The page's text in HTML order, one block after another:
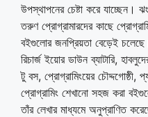
উপস্থাপনের চেষ্টা করে যাচ্ছেন।
তরুণ প্রোগ্রামারদের কাছে
বইগুলোর জনপ্রিয়তা বেড়েই
রিচার্জ ইয়োর ডাউন ব্যাটারি,
টু বস, প্রোগ্রামিংয়ের চৌদ্দগোষ্ঠী,
প্রোগ্রামিং শেখানো সহজ করা
তাঁর লেখার মাধ্যমে অনুপ্রাণিত